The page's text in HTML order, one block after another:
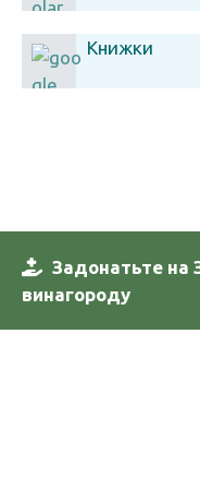
Книжки
Задонатьте на
винагороду